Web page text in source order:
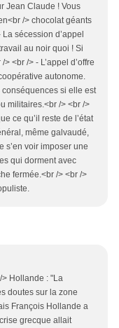
Jean Claude ! Vous
/> chocolat géants
sécession d’appel
au noir quoi ! Si
<br /> - L’appel d’offre
autonome.
si elle est
militaires.<br /> <br />
ce qu’il reste de l’état
même galvaudé,
s’en voir imposer une
qui dorment avec
fermée.<br /> <br />
Hollande : "La
doutes sur la zone
François Hollande a
grecque allait